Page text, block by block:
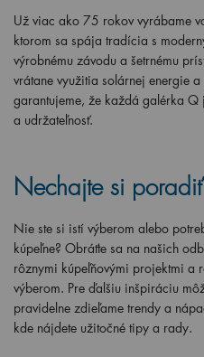
Už viac ako 75 rokov vyrábame
ktorom sa spája tradícia s
výrobnému závodu a šetrnému
vrátane využitia solárnej energie
garantujeme, že každá galérka
a udržateľnosť.
Nechajte si
Nie ste si istí výberom alebo
kúpeľne? Obráťte sa na našich
rôznymi kúpeľňovými projektmi a
výberom. Pre ďalšiu inšpiráciu
pravidelne zdieľame trendy a
kde nájdete užitočné tipy a rady.